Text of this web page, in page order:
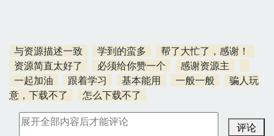
与资源描述一致 学到的蛮多
帮了大忙了，感谢！
资源简直太好了
必须给你赞一个
感谢资源主
一起加油
跟着学习 基本能用 一般一般
骗人玩
意，下载不了
怎么下载不了
评论